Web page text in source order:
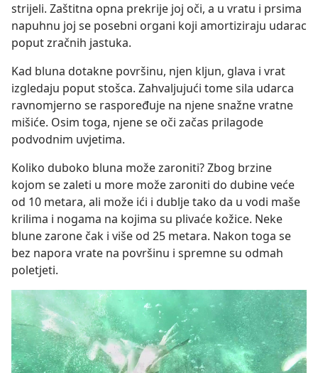
strijeli. Zaštitna opna prekrije joj oči, a u vratu i prsima
napuhnu joj se posebni organi koji amortiziraju udarac
poput zračnih jastuka.
Kad bluna dotakne površinu, njen kljun, glava i vrat
izgledaju poput stošca. Zahvaljujući tome sila udarca
ravnomjerno se raspoređuje na njene snažne vratne
mišiće. Osim toga, njene se oči začas prilagode
podvodnim uvjetima.
Koliko duboko bluna može zaroniti? Zbog brzine
kojom se zaleti u more može zaroniti do dubine veće
od 10 metara, ali može ići i dublje tako da u vodi maše
krilima i nogama na kojima su plivaće kožice. Neke
blune zarone čak i više od 25 metara. Nakon toga se
bez napora vrate na površinu i spremne su odmah
poletjeti.